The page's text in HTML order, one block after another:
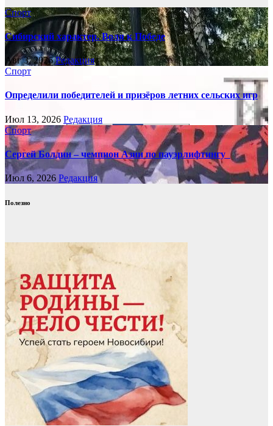
Спорт
Сибирский характер. Воля к Победе
Авг 3, 2026Редакция
Спорт
Определили победителей и призёров летних сельских игр
Июл 13, 2026 Редакция
Спорт
Сергей Болдин – чемпион Азии по пауэрлифтингу
Июл 6, 2026 Редакция
Полезно